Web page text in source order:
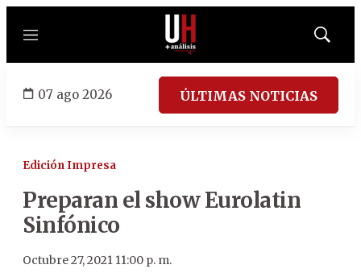
Menú
Mostrar
07 ago 2026 ÚLTIMAS NOTICIAS
Edición Impresa
Preparan el show Eurolatin
Sinfónico
Octubre 27, 2021 11:00 p. m.